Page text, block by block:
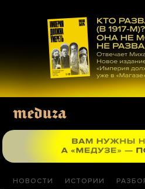
материалам
НОВОСТИ ИСТОРИИ